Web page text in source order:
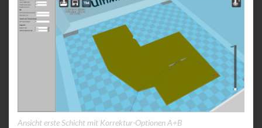
Ansicht erste Schicht mit Korrektur-Optionen A+B